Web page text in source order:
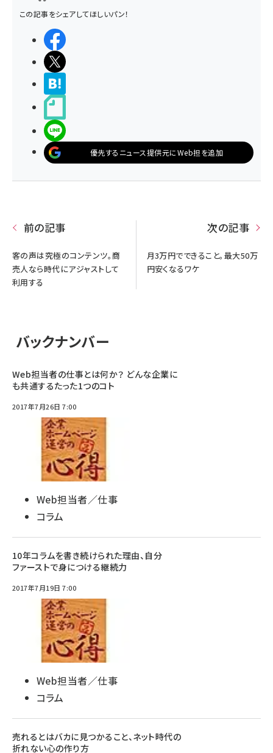
この記事をシェアしてほしいパン！
優先するニュース提供元にWeb担を追加
前の記事
客の声は究極のコンテンツ。商
売人なら時代にアジャストして
利用する
次の記事
月3万円でできること。最大50万
円安くなるワケ
バックナンバー
Web担当者の仕事とは何か？ どんな企業に
も共通するたった1つのコト
2017年7月26日 7:00
Web担当者／仕事
コラム
10年コラムを書き続けられた理由、自分
ファーストで身につける継続力
2017年7月19日 7:00
Web担当者／仕事
コラム
売れるとはバカに見つかること、ネット時代の
折れない心の作り方